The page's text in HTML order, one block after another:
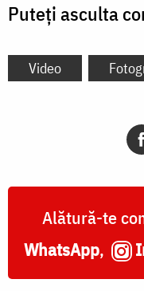
Puteți asculta
Video
Alătură-te
WhatsApp,